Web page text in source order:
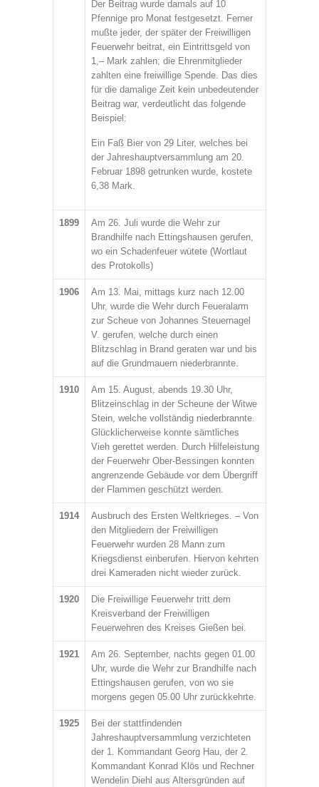
Der Beitrag wurde damals auf 10
Pfennige pro Monat festgesetzt. Ferner
mußte jeder, der später der Freiwilligen
Feuerwehr beitrat, ein Eintrittsgeld von
1,– Mark zahlen; die Ehrenmitglieder
zahlten eine freiwillige Spende. Das dies
für die damalige Zeit kein unbedeutender
Beitrag war, verdeutlicht das folgende
Beispiel:
Ein Faß Bier von 29 Liter, welches bei
der Jahreshauptversammlung am 20.
Februar 1898 getrunken wurde, kostete
6,38 Mark.
1899
Am 26. Juli wurde die Wehr zur
Brandhilfe nach Ettingshausen gerufen,
wo ein Schadenfeuer wütete (Wortlaut
des Protokolls)
1906
Am 13. Mai, mittags kurz nach 12.00
Uhr, wurde die Wehr durch Feueralarm
zur Scheue von Johannes Steuernagel
V. gerufen, welche durch einen
Blitzschlag in Brand geraten war und bis
auf die Grundmauern niederbrannte.
1910
Am 15. August, abends 19.30 Uhr,
Blitzeinschlag in der Scheune der Witwe
Stein, welche vollständig niederbrannte.
Glücklicherweise konnte sämtliches
Vieh gerettet werden. Durch Hilfeleistung
der Feuerwehr Ober-Bessingen konnten
angrenzende Gebäude vor dem Übergriff
der Flammen geschützt werden.
1914
Ausbruch des Ersten Weltkrieges. – Von
den Mitgliedern der Freiwilligen
Feuerwehr wurden 28 Mann zum
Kriegsdienst einberufen. Hiervon kehrten
drei Kameraden nicht wieder zurück.
1920
Die Freiwillige Feuerwehr tritt dem
Kreisverband der Freiwilligen
Feuerwehren des Kreises Gießen bei.
1921
Am 26. September, nachts gegen 01.00
Uhr, wurde die Wehr zur Brandhilfe nach
Ettingshausen gerufen, von wo sie
morgens gegen 05.00 Uhr zurückkehrte.
1925
Bei der stattfindenden
Jahreshauptversammlung verzichteten
der 1. Kommandant Georg Hau, der 2.
Kommandant Konrad Klös und Rechner
Wendelin Diehl aus Altersgründen auf